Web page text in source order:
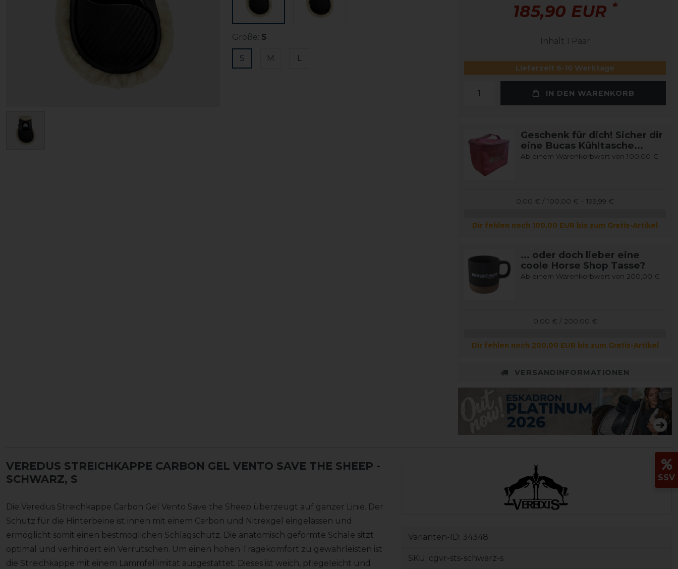
Größe: S
S M L
185,90 EUR *
Inhalt 1 Paar
Lieferzeit 6-10 Werktage
IN DEN WARENKORB
Geschenk für dich! Sicher dir
eine Bucas Kühltasche...
Ab einem Warenkorbwert von 100,00 €
0,00 € / 100,00 € – 199,99 €
Dir fehlen noch 100,00 EUR bis zum Gratis-Artikel
... oder doch lieber eine
coole Horse Shop Tasse?
Ab einem Warenkorbwert von 200,00 €
0,00 € / 200,00 €
Dir fehlen noch 200,00 EUR bis zum Gratis-Artikel
VERSANDINFORMATIONEN
VEREDUS STREICHKAPPE CARBON GEL VENTO SAVE THE SHEEP -
SCHWARZ, S
Die Veredus Streichkappe Carbon Gel Vento Save the Sheep überzeugt auf ganzer Linie. Der
Schutz für die Hinterbeine ist innen mit einem Carbon und Nitrexgel eingelassen und
ermöglicht somit einen bestmöglichen Schlagschutz. Die anatomisch geformte Schale sitzt
optimal und verhindert ein Verrutschen. Um einen hohen Tragekomfort zu gewährleisten ist
die Streichkappe mit einem Lammfellimitat ausgestattet. Dieses ist weich, pflegeleicht und
Varianten-ID: 34348
SKU: cgvr-sts-schwarz-s
SSV